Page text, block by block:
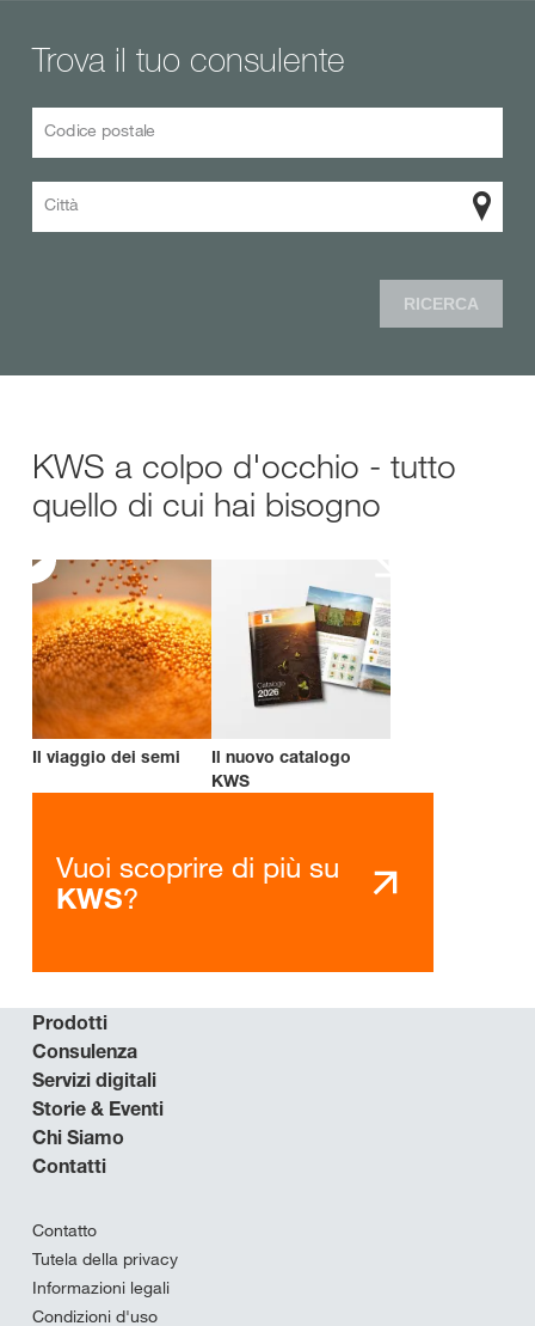
Trova il tuo consulente
Codice postale
Città
RICERCA
KWS a colpo d'occhio - tutto
quello di cui hai bisogno
Il viaggio dei semi
Il nuovo catalogo
KWS
Vuoi scoprire di più su
KWS?
Prodotti
Consulenza
Servizi digitali
Storie & Eventi
Chi Siamo
Contatti
Contatto
Tutela della privacy
Informazioni legali
Condizioni d'uso